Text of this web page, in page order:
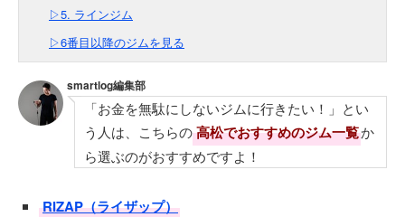
▷5. ラインジム
▷6番目以降のジムを見る
smartlog編集部
「お金を無駄にしないジムに行きたい！」とい
う人は、こちらの高松でおすすめのジム一覧か
ら選ぶのがおすすめですよ！
RIZAP（ライザップ）